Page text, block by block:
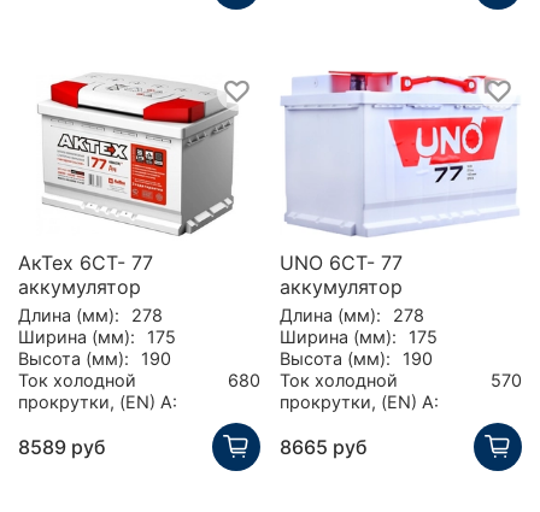
АкТех 6СТ- 77
аккумулятор
Длина (мм):
278
Ширина (мм):
175
Высота (мм):
190
Ток холодной
прокрутки, (EN) А:
680
8589 руб
UNO 6СТ- 77
аккумулятор
Длина (мм):
278
Ширина (мм):
175
Высота (мм):
190
Ток холодной
прокрутки, (EN) А:
570
8665 руб